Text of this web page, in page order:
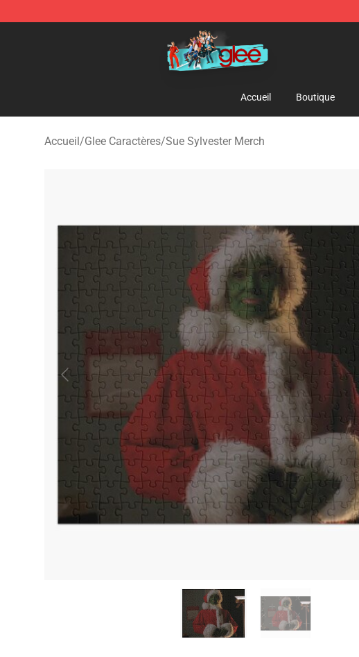
Glee Store - Official Glee Merchandise Shop
Accueil Boutique
Accueil/Glee Caractères/Sue Sylvester Merch